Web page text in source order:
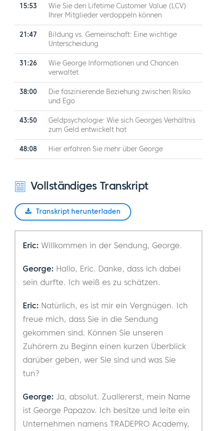
15:53
Wie Sie den Lifetime Customer Value (LCV)
Ihrer Mitglieder verdoppeln können
21:47
Bildung vs. Gemeinschaft: Eine wichtige
Unterscheidung
31:26
Wie George Informationen und Chancen
verwaltet
38:00
Die faszinierende Beziehung zwischen Risiko
und Ego
43:50
Geldpsychologie: Wie sich Georges Verhältnis
zum Geld entwickelt hat
48:08 Hier erfahren Sie mehr über George
Vollständiges Transkript
Transkript herunterladen
Eric: Willkommen in der Sendung, George.
George: Hallo, Eric. Danke, dass ich dabei
sein durfte. Ich weiß es zu schätzen.
Eric: Natürlich, es ist mir ein Vergnügen. Ich
freue mich, dass Sie in die Sendung
gekommen sind. Können Sie unseren
Zuhörern zu Beginn einen kurzen Überblick
darüber geben, wer Sie sind und was Sie
tun?
George: Ja, absolut. Zuallererst, mein Name
ist George Papazov. Ich besitze und leite ein
Unternehmen namens TRADEPRO Academy,